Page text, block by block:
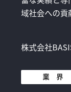
域社会への貢
株式会社
業 界